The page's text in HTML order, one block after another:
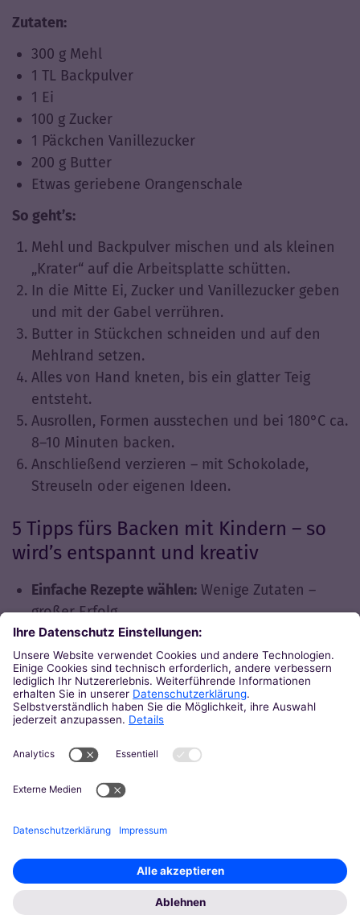
Zutaten:
300 g Mehl
1 TL Backpulver
1 Ei
100 g Zucker
1 Päckchen Vanillezucker
200 g Butter
Etwas geriebene Orangenschale
So geht’s:
Mehl und Backpulver mischen und als kleinen
„Krater“ auf die Arbeitsplatte schütten.
In die Mitte Ei, Zucker und Vanillezucker geben
und mit der Gabel verrühren.
Butter in Stückchen schneiden und auf den
Mehlrand setzen.
Alles von Hand kneten, bis ein glatter Teig
entsteht.
Ausrollen, Formen ausstechen und bei 180°C ca.
8–10 Minuten backen.
Anschließend verzieren – mit Schokolade,
Streuseln oder eigenen Ideen.
5 Tipps fürs Backen mit Kindern – so
wird’s entspannt und kreativ
Einfache Rezepte wählen: Wenige Zutaten –
großer Erfolg.
Gut vorbereiten:Zutaten abwiegen, Arbeitsplatz
herrichten, Schürzen bereitlegen.
Genug Zeit einplanen:Besonders fürs Verzieren
und Experimentieren.
Weniger ist mehr:Lieber ein Rezept machen,
Hygiene spielerisch vermitteln:
gehört dazu – aber mit Spaß.
Zurück